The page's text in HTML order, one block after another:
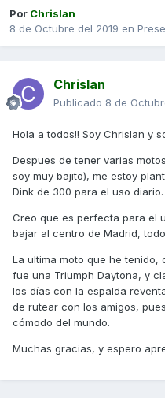
Por Chrislan
8 de Octubre del 2019 en
Chrislan
Publicado 8 de
Hola a todos!! Soy Chrislan y
Despues de tener varias
soy muy bajito), me estoy
Dink de 300 para el uso diario.
Creo que es perfecta para el
bajar al centro de Madrid,
La ultima moto que he tenido,
fue una Triumph Daytona, y
los días con la espalda
de rutear con los amigos,
cómodo del mundo.
Muchas gracias, y espero